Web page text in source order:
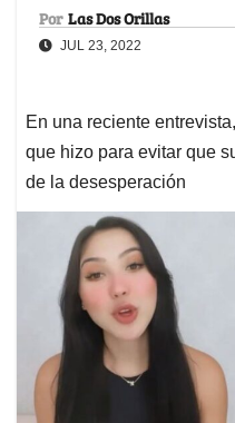
Por Las Dos Orillas
JUL 23, 2022
En una reciente
que hizo para evitar que
de la desesperación